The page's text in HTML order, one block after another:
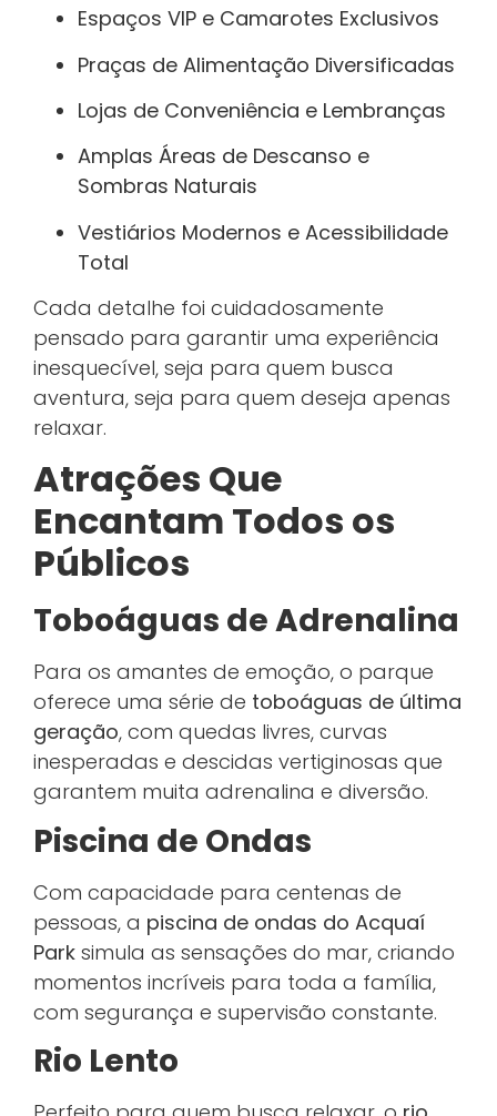
Espaços VIP e Camarotes Exclusivos
Praças de Alimentação Diversificadas
Lojas de Conveniência e Lembranças
Amplas Áreas de Descanso e
Sombras Naturais
Vestiários Modernos e Acessibilidade
Total
Cada detalhe foi cuidadosamente
pensado para garantir uma experiência
inesquecível, seja para quem busca
aventura, seja para quem deseja apenas
relaxar.
Atrações Que
Encantam Todos os
Públicos
Toboáguas de Adrenalina
Para os amantes de emoção, o parque
oferece uma série de toboáguas de última
geração, com quedas livres, curvas
inesperadas e descidas vertiginosas que
garantem muita adrenalina e diversão.
Piscina de Ondas
Com capacidade para centenas de
pessoas, a piscina de ondas do Acquaí
Park simula as sensações do mar, criando
momentos incríveis para toda a família,
com segurança e supervisão constante.
Rio Lento